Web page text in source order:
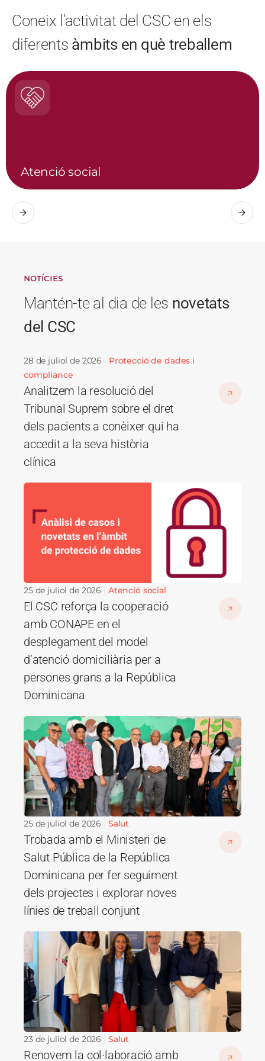
Coneix l’activitat del CSC en els
diferents àmbits en què treballem
Farmàcia i
NOTÍCIES
Mantén-te al dia de les novetats
del CSC
28 de juliol de 2026
Protecció de dades i
compliance
Analitzem la resolució del
Tribunal Suprem sobre el dret
dels pacients a conèixer qui ha
accedit a la seva història
clínica
Imatge
25 de juliol de 2026 Atenció social
El CSC reforça la cooperació
amb CONAPE en el
desplegament del model
d’atenció domiciliària per a
persones grans a la República
Dominicana
Imatge
25 de juliol de 2026 Salut
Trobada amb el Ministeri de
Salut Pública de la República
Dominicana per fer seguiment
dels projectes i explorar noves
línies de treball conjunt
Imatge
23 de juliol de 2026 Salut
Renovem la col·laboració amb